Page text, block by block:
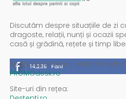
Discutăm despre situațiile de zi
dragoste, relații, nunți și ocazii
casă și grădină, rețete și timp
14,235 Fani
Spații publicitare / reclamă
PROMOdesk.ro
Site-uri din rețea: